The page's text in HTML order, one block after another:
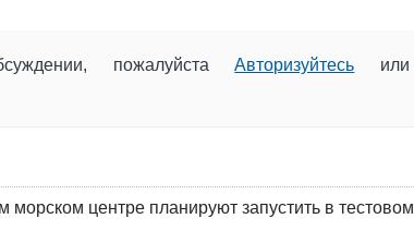
пожалуйстаАвторизуйтесь или
центре планируют запустить в тестовом